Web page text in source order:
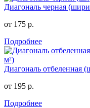
Диагональ черная
от 175 р.
Подробнее
Диагональ отбеленная
от 195 р.
Подробнее